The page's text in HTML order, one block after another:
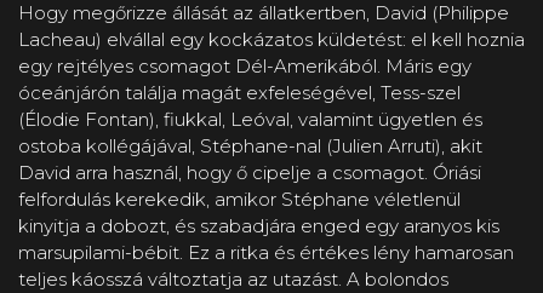
Hogy megőrizze állását az állatkertben, David (Philippe
Lacheau) elvállal egy kockázatos küldetést: el kell hoznia
egy rejtélyes csomagot Dél-Amerikából. Máris egy
óceánjárón találja magát exfeleségével, Tess-szel
(Élodie Fontan), fiukkal, Leóval, valamint ügyetlen és
ostoba kollégájával, Stéphane-nal (Julien Arruti), akit
David arra használ, hogy ő cipelje a csomagot. Óriási
felfordulás kerekedik, amikor Stéphane véletlenül
kinyitja a dobozt, és szabadjára enged egy aranyos kis
marsupilami-bébit. Ez a ritka és értékes lény hamarosan
teljes káosszá változtatja az utazást. A bolondos